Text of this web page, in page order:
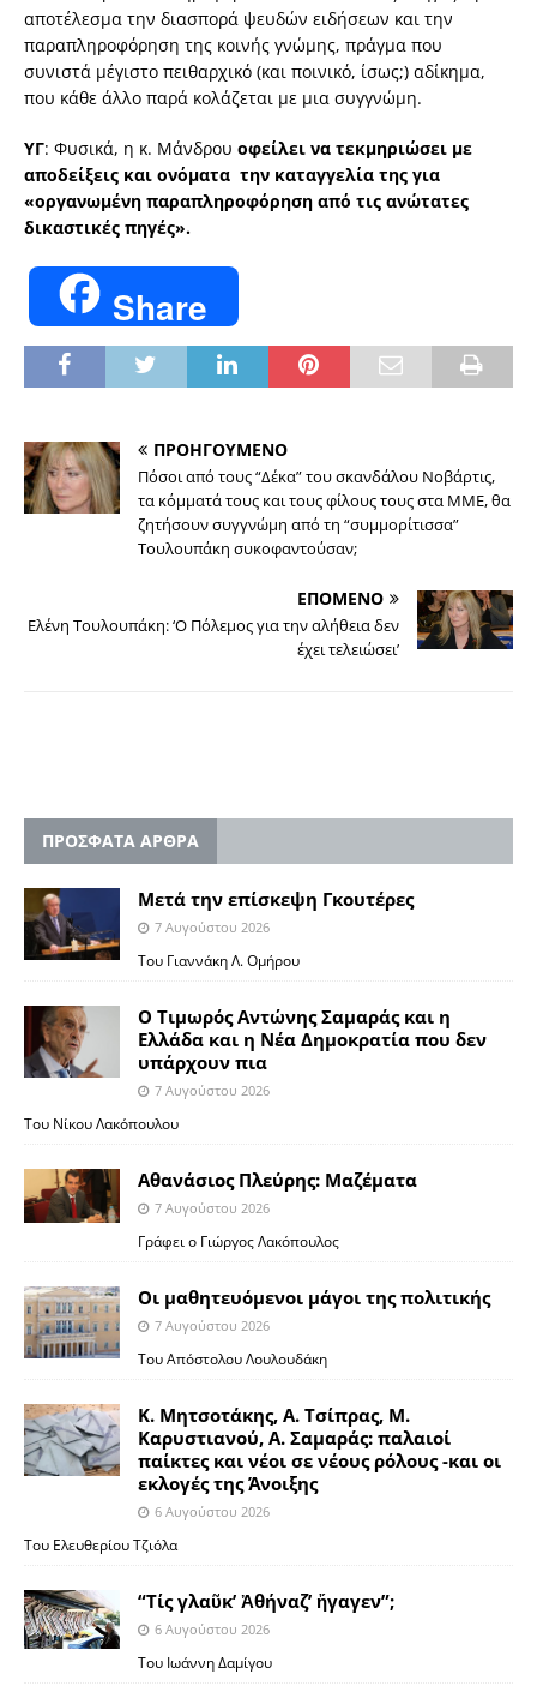
αποτέλεσμα την διασπορά ψευδών ειδήσεων και την
παραπληροφόρηση της κοινής γνώμης, πράγμα που
συνιστά μέγιστο πειθαρχικό (και ποινικό, ίσως;) αδίκημα,
που κάθε άλλο παρά κολάζεται με μια συγγνώμη.
ΥΓ: Φυσικά, η κ. Μάνδρου οφείλει να τεκμηριώσει με
αποδείξεις και ονόματα την καταγγελία της για
«οργανωμένη παραπληροφόρηση από τις ανώτατες
δικαστικές πηγές».
Share
ΠΡΟΗΓΟΥΜΕΝΟ
Πόσοι από τους “Δέκα” του σκανδάλου Νοβάρτις,
τα κόμματά τους και τους φίλους τους στα ΜΜΕ, θα
ζητήσουν συγγνώμη από τη “συμμορίτισσα”
Τουλουπάκη συκοφαντούσαν;
ΕΠΟΜΕΝΟ
Ελένη Τουλουπάκη: ‘O Πόλεμος για την αλήθεια δεν
έχει τελειώσει’
ΠΡΟΣΦΑΤΑ ΑΡΘΡΑ
Μετά την επίσκεψη Γκουτέρες
7 Αυγούστου 2026
Του Γιαννάκη Λ. Ομήρου
Ο Τιμωρός Αντώνης Σαμαράς και η
Ελλάδα και η Νέα Δημοκρατία που δεν
υπάρχουν πια
7 Αυγούστου 2026
Του Νίκου Λακόπουλου
Αθανάσιος Πλεύρης: Μαζέματα
7 Αυγούστου 2026
Γράφει ο Γιώργος Λακόπουλος
Οι μαθητευόμενοι μάγοι της πολιτικής
7 Αυγούστου 2026
Του Απόστολου Λουλουδάκη
Κ. Μητσοτάκης, Α. Τσίπρας, Μ.
Καρυστιανού, Α. Σαμαράς: παλαιοί
παίκτες και νέοι σε νέους ρόλους -και οι
εκλογές της Άνοιξης
6 Αυγούστου 2026
Του Ελευθερίου Τζιόλα
“Τίς γλαῦκ’ Ἀθήναζ’ ἤγαγεν”;
6 Αυγούστου 2026
Του Ιωάννη Δαμίγου